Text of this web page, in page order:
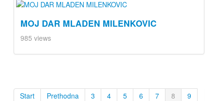
MOJ DAR MLADEN MILENKOVIC
985 views
Start Prethodna 3 4 5 6 7 8
9